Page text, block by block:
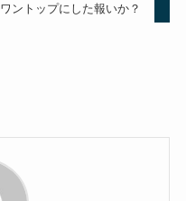
ワントップにした報いか？